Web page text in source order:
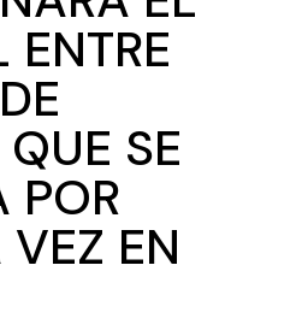
ENTRE
SE
POR
VEZ EN